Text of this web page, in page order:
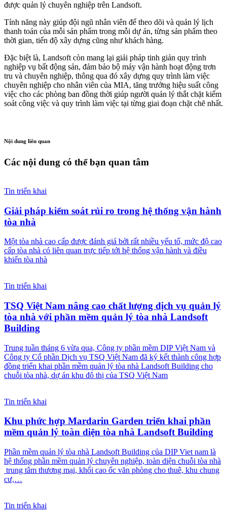
được quản lý chuyên nghiệp trên Landsoft.
Tính năng này giúp đội ngũ nhân viên để theo dõi và quản lý lịch
thanh toán của mỗi sản phẩm trong mỗi dự án, từng sản phẩm theo
thời gian, tiến độ xây dựng cũng như khách hàng.
Đặc biệt là, Landsoft còn mang lại giải pháp tinh giản quy trình
nghiệp vụ bất động sản, đảm bảo bộ máy vận hành hoạt động trơn
tru và chuyên nghiệp, thông qua đó xây dựng quy trình làm việc
chuyên nghiệp cho nhân viên của MIA, tăng trưởng hiệu suất công
việc cho các phòng ban đồng thời giúp người quản lý thắt chặt kiểm
soát công việc và quy trình làm việc tại từng giai đoạn chặt chẽ nhất.
Nội dung liên quan
Các nội dung có thể bạn quan tâm
Tin triển khai
Giải pháp kiểm soát rủi ro trong hệ thống vận hành
tòa nhà
Một tòa nhà cao cấp được đánh giá bởi rất nhiều yếu tố, mức độ cao
cấp tòa nhà có liên quan trực tiếp tới hệ thống vận hành và điều
khiển tòa nhà
Tin triển khai
TSQ Việt Nam nâng cao chất lượng dịch vụ quản lý
tòa nhà với phần mềm quản lý tòa nhà Landsoft
Building
Trung tuần tháng 6 vừa qua, Công ty phần mềm DIP Việt Nam và
Công ty Cổ phần Dịch vụ TSQ Việt Nam đã ký kết thành công hợp
đồng triển khai phần mềm quản lý tòa nhà Landsoft Building cho
chuỗi tòa nhà, dự án khu đô thị của TSQ Việt Nam
Tin triển khai
Khu phức hợp Mardarin Garden triển khai phần
mềm quản lý toàn diện tòa nhà Landsoft Building
Phần mềm quản lý tòa nhà Landsoft Building của DIP Viet nam là
hệ thống phần mềm quản lý chuyên nghiệp, toàn diện chuỗi tòa nhà
trung tâm thương mại, khối cao ốc văn phòng cho thuê, khu chung
cư,…
Tin triển khai